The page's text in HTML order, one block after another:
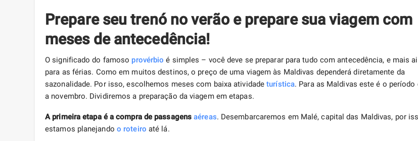
Prepare seu trenó no verão e prepare sua viagem com
meses de antecedência!
O significado do famoso provérbio é simples – você deve se preparar para tudo com antecedência, e mais
para as férias. Como em muitos destinos, o preço de uma viagem às Maldivas dependerá diretamente da
sazonalidade. Por isso, escolhemos meses com baixa atividadeturística. Para as Maldivas este é o período
a novembro. Dividiremos a preparação da viagem em etapas.
A primeira etapa é a compra de passagensaéreas. Desembarcaremos em Malé, capital das Maldivas, por
estamos planejando o roteiro até lá.